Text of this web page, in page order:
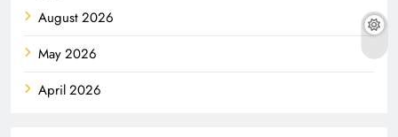
August 2026
May 2026
April 2026